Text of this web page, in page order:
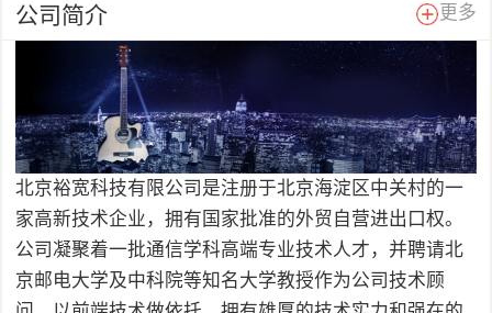
公司简介 更多
北京裕宽科技有限公司是注册于北京海淀区中关村的一
家高新技术企业，拥有国家批准的外贸自营进出口权。
公司凝聚着一批通信学科高端专业技术人才，并聘请北
京邮电大学及中科院等知名大学教授作为公司技术顾